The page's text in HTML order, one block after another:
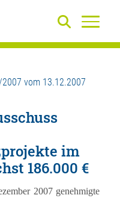
vom 13.12.2007
im
186.000 €
2007 genehmigte